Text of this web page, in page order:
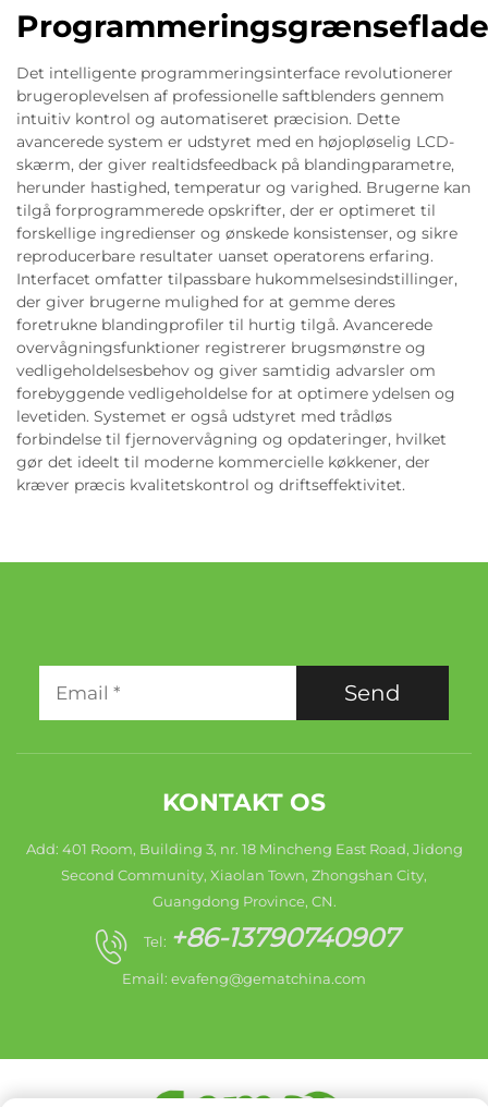
Programmeringsgrænseflade
Det intelligente programmeringsinterface revolutionerer
brugeroplevelsen af professionelle saftblenders gennem
intuitiv kontrol og automatiseret præcision. Dette
avancerede system er udstyret med en højopløselig LCD-
skærm, der giver realtidsfeedback på blandingparametre,
herunder hastighed, temperatur og varighed. Brugerne kan
tilgå forprogrammerede opskrifter, der er optimeret til
forskellige ingredienser og ønskede konsistenser, og sikre
reproducerbare resultater uanset operatorens erfaring.
Interfacet omfatter tilpassbare hukommelsesindstillinger,
der giver brugerne mulighed for at gemme deres
foretrukne blandingprofiler til hurtig tilgå. Avancerede
overvågningsfunktioner registrerer brugsmønstre og
vedligeholdelsesbehov og giver samtidig advarsler om
forebyggende vedligeholdelse for at optimere ydelsen og
levetiden. Systemet er også udstyret med trådløs
forbindelse til fjernovervågning og opdateringer, hvilket
gør det ideelt til moderne kommercielle køkkener, der
kræver præcis kvalitetskontrol og driftseffektivitet.
Send
KONTAKT OS
Add: 401 Room, Building 3, nr. 18 Mincheng East Road, Jidong
Second Community, Xiaolan Town, Zhongshan City,
Guangdong Province, CN.
Tel: +86-13790740907
Email: evafeng@gematchina.com